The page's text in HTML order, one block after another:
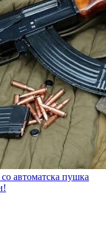
автоматска пушка